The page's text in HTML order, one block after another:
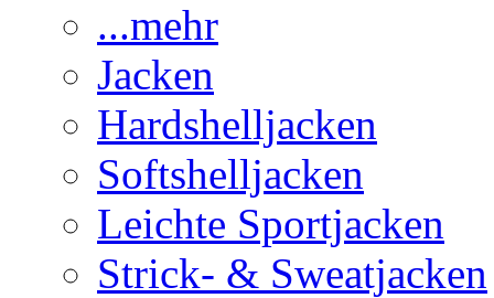
...mehr
Jacken
Hardshelljacken
Softshelljacken
Leichte Sportjacken
Strick- & Sweatjacken